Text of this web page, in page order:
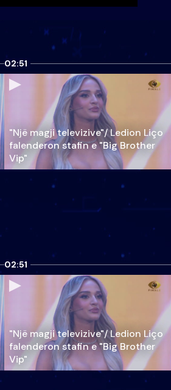
02:51
"Një magji televizive"/ Ledion Liço
falenderon stafin e "Big Brother
Vip"
02:51
"Një magji televizive"/ Ledion Liço
falenderon stafin e "Big Brother
Vip"